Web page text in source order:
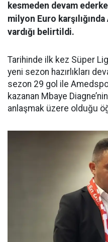
kesmeden devam
milyon Euro
vardığı belirtildi.
Tarihinde ilk kez Süper
yeni sezon hazırlıkları
sezon 29 gol ile
kazanan Mbaye
anlaşmak üzere olduğu